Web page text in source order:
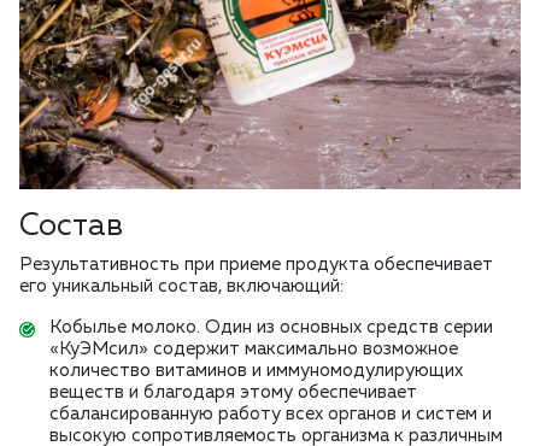
Состав
Результативность при приеме продукта обеспечивает
его уникальный состав, включающий:
Кобылье молоко. Один из основных средств серии
«КуЭМсил» содержит максимально возможное
количество витаминов и иммуномодулирующих
веществ и благодаря этому обеспечивает
сбалансированную работу всех органов и систем и
высокую сопротивляемость организма к различным